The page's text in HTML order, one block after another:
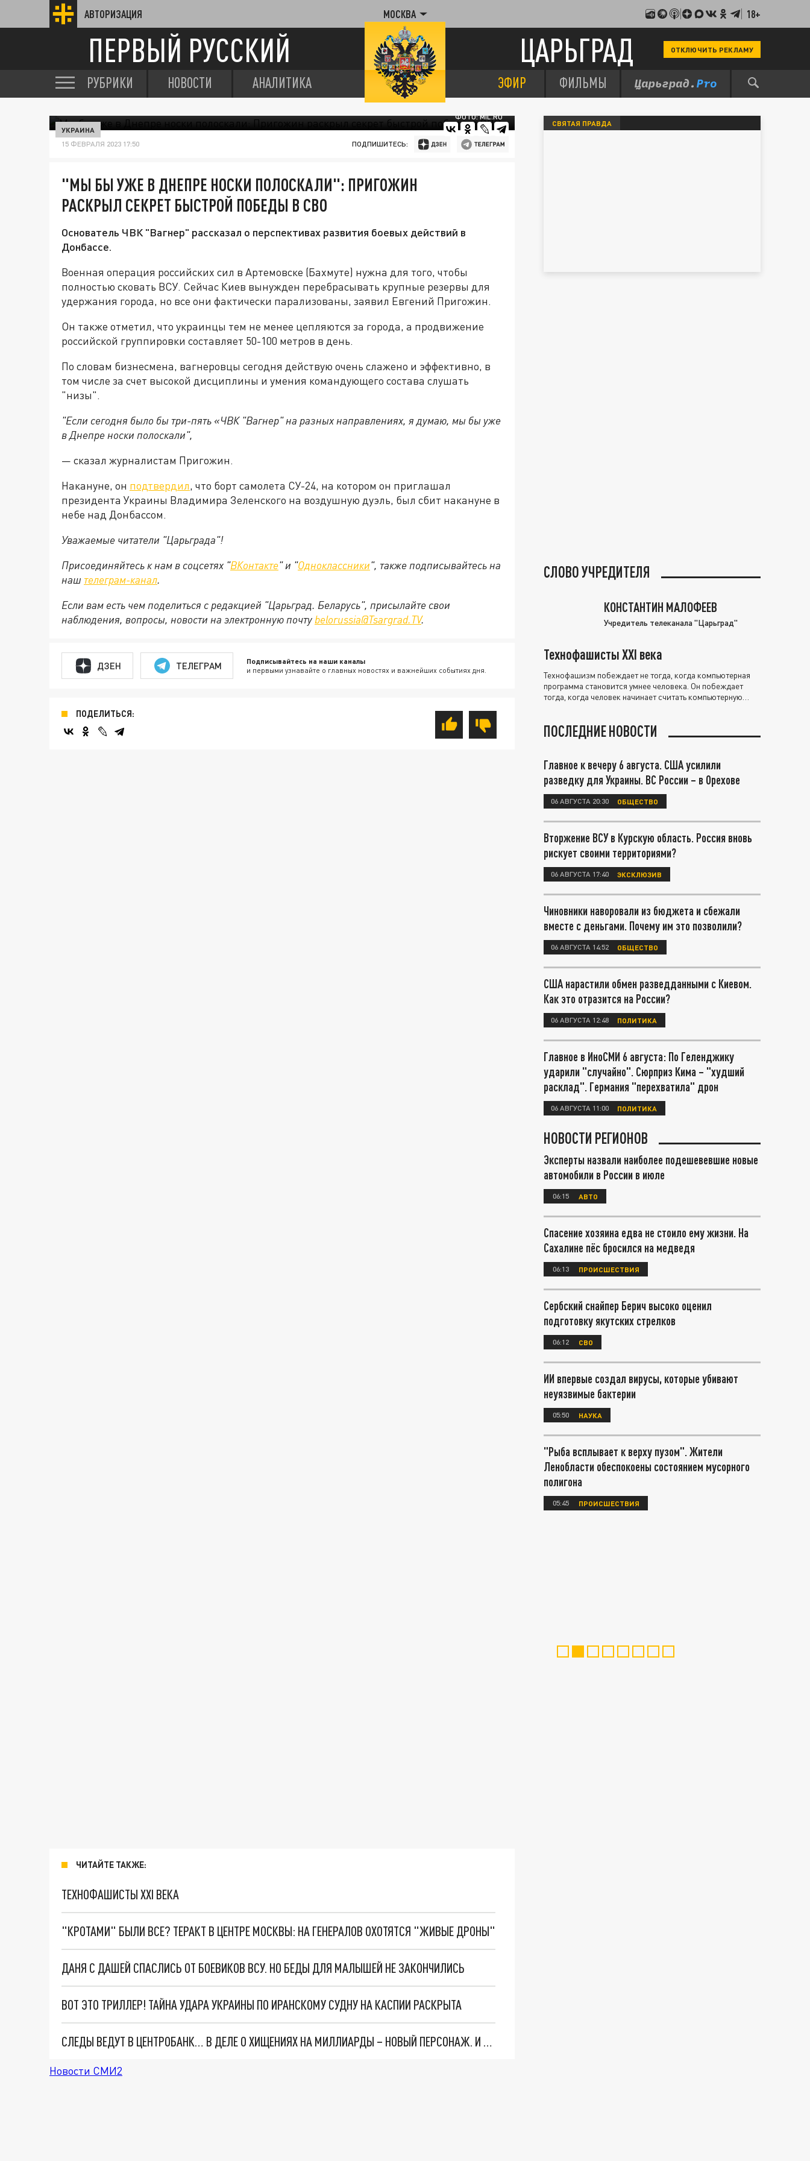
АВТОРИЗАЦИЯ МОСКВА 18+
ПЕРВЫЙ РУССКИЙ ЦАРЬГРАД ОТКЛЮЧИТЬ РЕКЛАМУ
РУБРИКИ НОВОСТИ АНАЛИТИКА ЭФИР ФИЛЬМЫ
ФОТО: MIL.RU
УКРАИНА
15 ФЕВРАЛЯ 2023 17:50 ПОДПИШИТЕСЬ:
"МЫ БЫ УЖЕ В ДНЕПРЕ НОСКИ ПОЛОСКАЛИ": ПРИГОЖИН
РАСКРЫЛ СЕКРЕТ БЫСТРОЙ ПОБЕДЫ В СВО
Основатель ЧВК "Вагнер" рассказал о перспективах развития боевых действий в
Донбассе.
Военная операция российских сил в Артемовске (Бахмуте) нужна для того, чтобы
полностью сковать ВСУ. Сейчас Киев вынужден перебрасывать крупные резервы для
удержания города, но все они фактически парализованы, заявил Евгений Пригожин.
Он также отметил, что украинцы тем не менее цепляются за города, а продвижение
российской группировки составляет 50-100 метров в день.
По словам бизнесмена, вагнеровцы сегодня действую очень слажено и эффективно, в
том числе за счет высокой дисциплины и умения командующего состава слушать
"низы".
"Если сегодня было бы три-пять «ЧВК "Вагнер" на разных направлениях, я думаю, мы бы уже
в Днепре носки полоскали",
— сказал журналистам Пригожин.
Накануне, он подтвердил, что борт самолета СУ-24, на котором он приглашал
президента Украины Владимира Зеленского на воздушную дуэль, был сбит накануне в
небе над Донбассом.
Уважаемые читатели "Царьграда"!
Присоединяйтесь к нам в соцсетях "ВКонтакте" и "Одноклассники", также подписывайтесь на
наш телеграм-канал.
Если вам есть чем поделиться с редакцией "Царьград. Беларусь", присылайте свои
наблюдения, вопросы, новости на электронную почту belorussia@Tsargrad.TV.
ДЗЕН ТЕЛЕГРАМ Подписывайтесь на наши каналы
и первыми узнавайте о главных новостях и важнейших событиях дня.
ПОДЕЛИТЬСЯ:
ЧИТАЙТЕ ТАКЖЕ:
ТЕХНОФАШИСТЫ XXI ВЕКА
"КРОТАМИ" БЫЛИ ВСЕ? ТЕРАКТ В ЦЕНТРЕ МОСКВЫ: НА ГЕНЕРАЛОВ ОХОТЯТСЯ "ЖИВЫЕ ДРОНЫ"
ДАНЯ С ДАШЕЙ СПАСЛИСЬ ОТ БОЕВИКОВ ВСУ. НО БЕДЫ ДЛЯ МАЛЫШЕЙ НЕ ЗАКОНЧИЛИСЬ
ВОТ ЭТО ТРИЛЛЕР! ТАЙНА УДАРА УКРАИНЫ ПО ИРАНСКОМУ СУДНУ НА КАСПИИ РАСКРЫТА
СЛЕДЫ ВЕДУТ В ЦЕНТРОБАНК… В ДЕЛЕ О ХИЩЕНИЯХ НА МИЛЛИАРДЫ – НОВЫЙ ПЕРСОНАЖ. И ОН УЖЕ В БЕГАХ
Новости СМИ2
СВЯТАЯ ПРАВДА
СЛОВО УЧРЕДИТЕЛЯ
КОНСТАНТИН МАЛОФЕЕВ
Учредитель телеканала "Царьград"
Технофашисты XXI века
Технофашизм побеждает не тогда, когда компьютерная
программа становится умнее человека. Он побеждает
тогда, когда человек начинает считать компьютерную
ПОСЛЕДНИЕ НОВОСТИ
Главное к вечеру 6 августа. США усилили
разведку для Украины. ВС России – в Орехове
06 АВГУСТА 20:30 ОБЩЕСТВО
Вторжение ВСУ в Курскую область. Россия вновь
рискует своими территориями?
06 АВГУСТА 17:40 ЭКСКЛЮЗИВ
Чиновники наворовали из бюджета и сбежали
вместе с деньгами. Почему им это позволили?
06 АВГУСТА 14:52 ОБЩЕСТВО
США нарастили обмен разведданными с Киевом.
Как это отразится на России?
06 АВГУСТА 12:48 ПОЛИТИКА
Главное в ИноСМИ 6 августа: По Геленджику
ударили "случайно". Сюрприз Кима – "худший
расклад". Германия "перехватила" дрон
06 АВГУСТА 11:00 ПОЛИТИКА
НОВОСТИ РЕГИОНОВ
Эксперты назвали наиболее подешевевшие новые
автомобили в России в июле
06:15 АВТО
Спасение хозяина едва не стоило ему жизни. На
Сахалине пёс бросился на медведя
06:13 ПРОИСШЕСТВИЯ
Сербский снайпер Берич высоко оценил
подготовку якутских стрелков
06:12 СВО
ИИ впервые создал вирусы, которые убивают
неуязвимые бактерии
05:50 НАУКА
"Рыба всплывает к верху пузом". Жители
Ленобласти обеспокоены состоянием мусорного
полигона
05:45 ПРОИСШЕСТВИЯ